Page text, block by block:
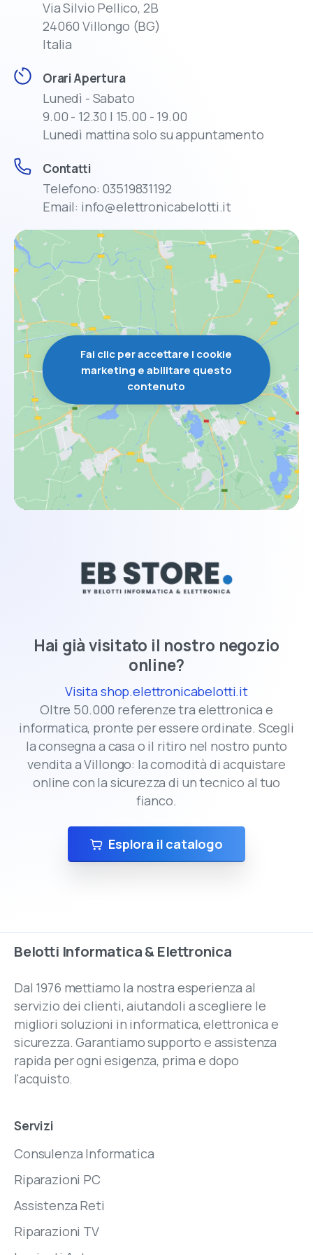
Via Silvio Pellico, 2B
24060 Villongo (BG)
Italia
Orari Apertura
Lunedì - Sabato
9.00 - 12.30 | 15.00 - 19.00
Lunedì mattina solo su appuntamento
Contatti
Telefono: 03519831192
Email: info@elettronicabelotti.it
Fai clic per accettare i cookie
marketing e abilitare questo
contenuto
Hai già visitato il nostro negozio
online?
Visita shop.elettronicabelotti.it
Oltre 50.000 referenze tra elettronica e
informatica, pronte per essere ordinate. Scegli
la consegna a casa o il ritiro nel nostro punto
vendita a Villongo: la comodità di acquistare
online con la sicurezza di un tecnico al tuo
fianco.
Esplora il catalogo
Belotti Informatica&Elettronica
Dal 1976 mettiamo la nostra esperienza al
servizio dei clienti, aiutandoli a scegliere le
migliori soluzioni in informatica, elettronica e
sicurezza. Garantiamo supporto e assistenza
rapida per ogni esigenza, prima e dopo
l'acquisto.
Servizi
Consulenza Informatica
Riparazioni PC
Assistenza Reti
Riparazioni TV
casa con una spedizione rapida e sicura.
Audio e Video
Assistenza dedicata prima e dopo
l’acquisto
Disponibilità prodotti in tempo reale
Ritiro in negozio o consegna rapida
Ricevi 5€ sul primo ordine